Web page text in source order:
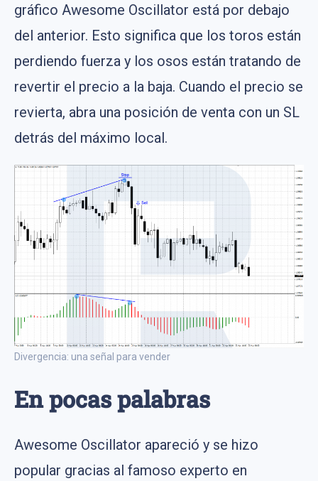
gráfico Awesome Oscillator está por debajo
del anterior. Esto significa que los toros están
perdiendo fuerza y ​​los osos están tratando de
revertir el precio a la baja. Cuando el precio se
revierta, abra una posición de venta con un SL
detrás del máximo local.
Divergencia: una señal para vender
En pocas palabras
Awesome Oscillator apareció y se hizo
popular gracias al famoso experto en